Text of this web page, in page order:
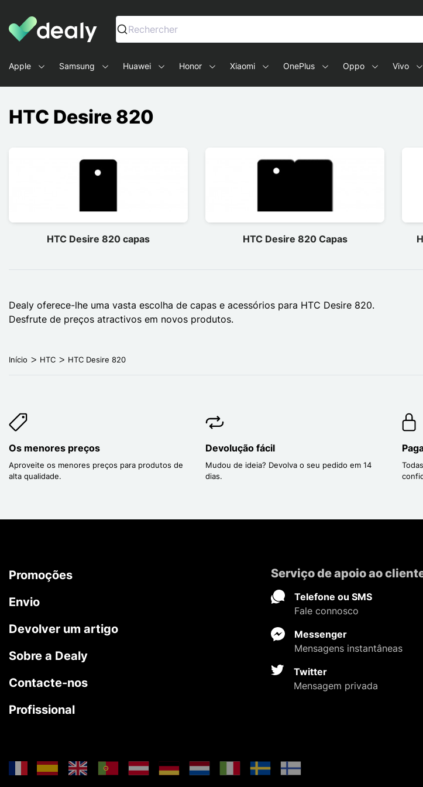
Dealy - Capas e acessórios para smartphones e tablets
Rechercher
Apple Samsung Huawei Honor Xiaomi OnePlus Oppo Vivo
HTC Desire 820
HTC Desire 820 capas HTC Desire 820 Capas
Dealy oferece-lhe uma vasta escolha de capas e acessórios para HTC Desire 820.
Desfrute de preços atractivos em novos produtos.
Início HTC HTC Desire 820
Os menores preços
Aproveite os menores preços para produtos de
alta qualidade.
Devolução fácil
Mudou de ideia? Devolva o seu pedido em 14
dias.
Promoções
Envio
Devolver um artigo
Sobre a Dealy
Contacte-nos
Profissional
Serviço de apoio ao
Telefone ou SMS
Fale connosco
Messenger
Mensagens instantâneas
Twitter
Mensagem privada